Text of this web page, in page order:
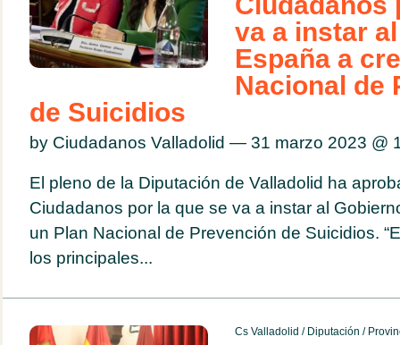
va a instar
España a
Nacional de
de Suicidios
by Ciudadanos Valladolid — 31 marzo 2023 @
El pleno de la Diputación de Valladolid ha
Ciudadanos por la que se va a instar al
un Plan Nacional de Prevención de Suicidios.
los principales...
Cs Valladolid / Diputación /